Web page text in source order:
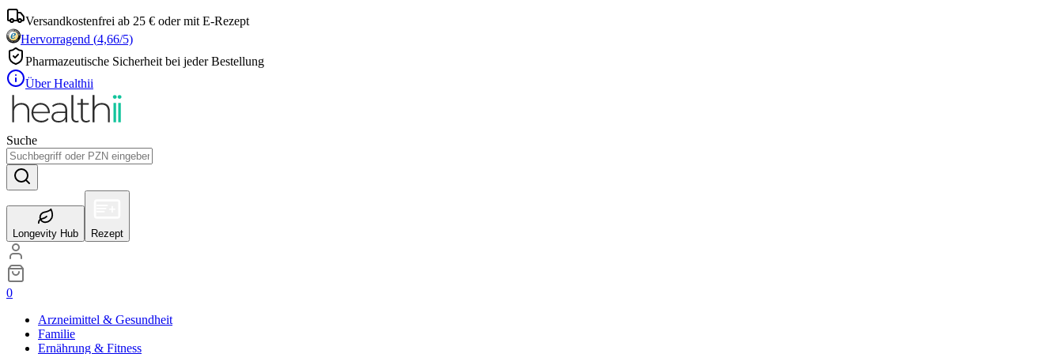
Versandkostenfrei ab 25 € oder mit E-Rezept
Hervorragend (4,66/5)
Pharmazeutische Sicherheit bei jeder Bestellung
Über Healthii
Suche
Longevity Hub Rezept
0
Arzneimittel & Gesundheit
Familie
Ernährung & Fitness